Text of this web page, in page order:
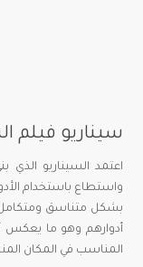
سيناريو فيلم
اعتمد السيناريو الذي
واستطاع باستخدام
بشكل متناسق
أدوارهم وهو ما يعكس
المناسب في المكان